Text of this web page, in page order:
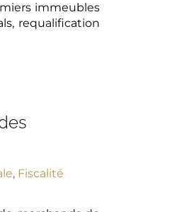
immeubles
requalification
, Fiscalité